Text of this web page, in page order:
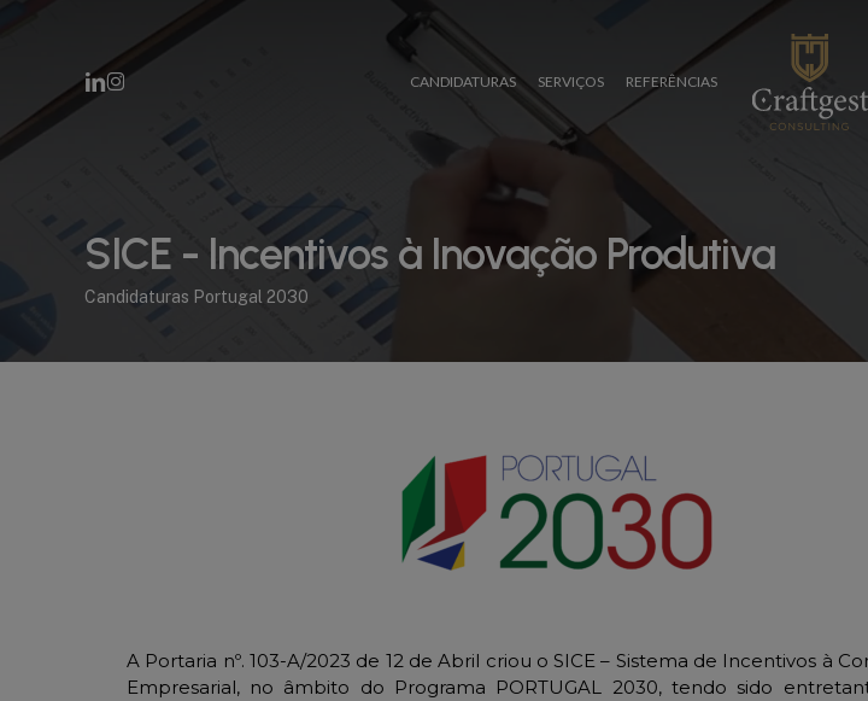
CANDIDATURAS SERVIÇOS REFERÊNCIAS
LINKEDIN
INSTAGRAM
SICE - Incentivos à Inovação Produtiva
Candidaturas Portugal 2030
A Portaria nº. 103-A/2023 de 12 de Abril criou o SICE – Sistema de Incentivos à
Empresarial, no âmbito do Programa PORTUGAL 2030, tendo sido